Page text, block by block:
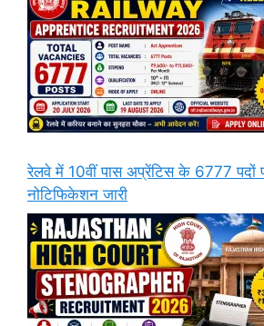
रेलवे में 10वीं पास अप्रेंटिस के 6777 पदों
नोटिफिकेशन जारी